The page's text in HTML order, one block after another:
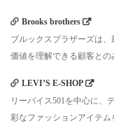
Brooks brothers
ブルックスブラザーズは
価値を理解できる顧客と
LEVI’S E-SHOP
リーバイス501を中心に、
彩なファッションアイテム